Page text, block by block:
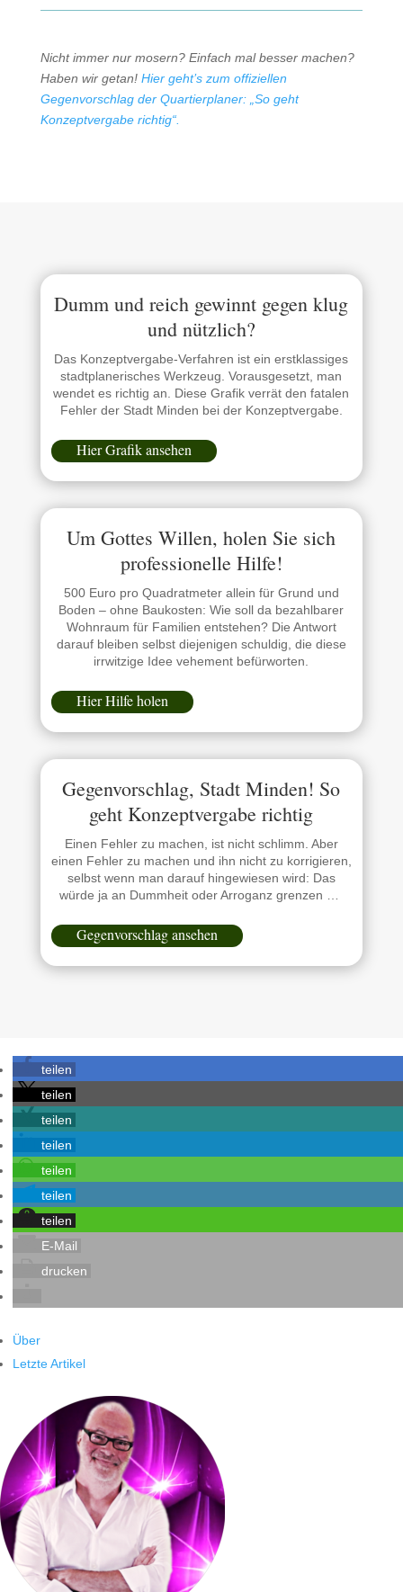
Nicht immer nur mosern? Einfach mal besser machen?
Haben wir getan! Hier geht’s zum offiziellen
Gegenvorschlag der Quartierplaner: „So geht
Konzeptvergabe richtig“.
Dumm und reich gewinnt gegen klug
und nützlich?
Das Konzeptvergabe-Verfahren ist ein erstklassiges
stadtplanerisches Werkzeug. Vorausgesetzt, man
wendet es richtig an. Diese Grafik verrät den fatalen
Fehler der Stadt Minden bei der Konzeptvergabe.
Hier Grafik ansehen
Um Gottes Willen, holen Sie sich
professionelle Hilfe!
500 Euro pro Quadratmeter allein für Grund und
Boden – ohne Baukosten: Wie soll da bezahlbarer
Wohnraum für Familien entstehen? Die Antwort
darauf bleiben selbst diejenigen schuldig, die diese
irrwitzige Idee vehement befürworten.
Hier Hilfe holen
Gegenvorschlag, Stadt Minden! So
geht Konzeptvergabe richtig
Einen Fehler zu machen, ist nicht schlimm. Aber
einen Fehler zu machen und ihn nicht zu korrigieren,
selbst wenn man darauf hingewiesen wird: Das
würde ja an Dummheit oder Arroganz grenzen …
Gegenvorschlag ansehen
teilen
teilen
teilen
teilen
teilen
teilen
teilen
E-Mail
drucken
Über
Letzte Artikel